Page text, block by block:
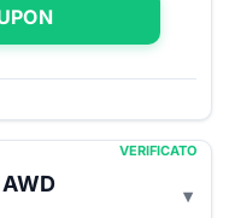
VERIFICATO